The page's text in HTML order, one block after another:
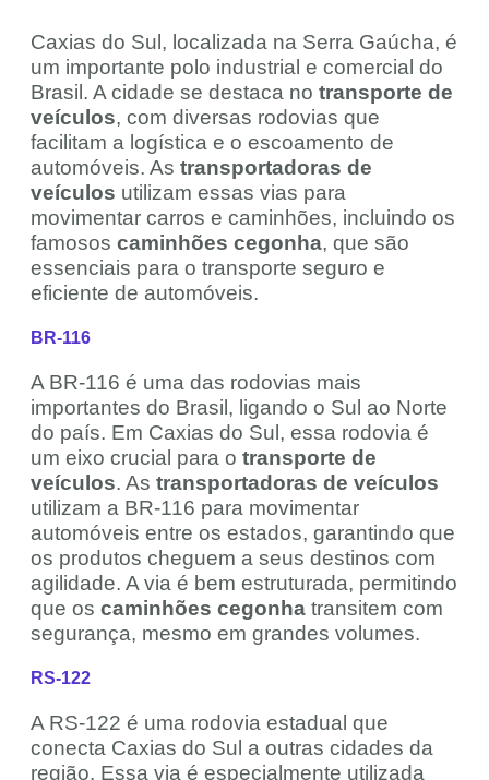
Caxias do Sul, localizada na Serra Gaúcha, é
um importante polo industrial e comercial do
Brasil. A cidade se destaca no transporte de
veículos, com diversas rodovias que
facilitam a logística e o escoamento de
automóveis. As transportadoras de
veículos utilizam essas vias para
movimentar carros e caminhões, incluindo os
famosos caminhões cegonha, que são
essenciais para o transporte seguro e
eficiente de automóveis.
BR-116
A BR-116 é uma das rodovias mais
importantes do Brasil, ligando o Sul ao Norte
do país. Em Caxias do Sul, essa rodovia é
um eixo crucial para o transporte de
veículos. As transportadoras de veículos
utilizam a BR-116 para movimentar
automóveis entre os estados, garantindo que
os produtos cheguem a seus destinos com
agilidade. A via é bem estruturada, permitindo
que os caminhões cegonha transitem com
segurança, mesmo em grandes volumes.
RS-122
A RS-122 é uma rodovia estadual que
conecta Caxias do Sul a outras cidades da
região. Essa via é especialmente utilizada